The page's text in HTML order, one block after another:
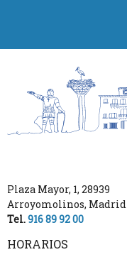
Plaza Mayor, 1, 28939
Arroyomolinos, Madrid
Tel.916 89 92 00
HORARIOS